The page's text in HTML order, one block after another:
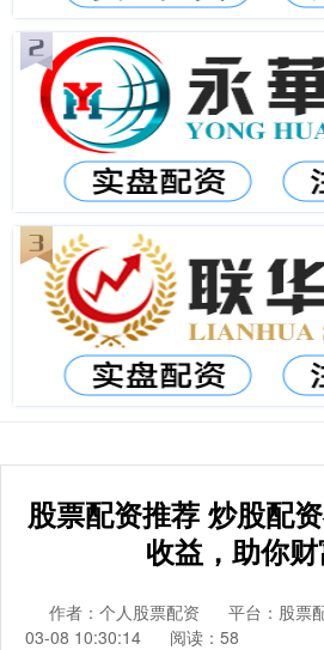
股票配资推荐 炒股配
收益，助你
作者：个人股票配资 平台：股票
03-08 10:30:14
阅读：58